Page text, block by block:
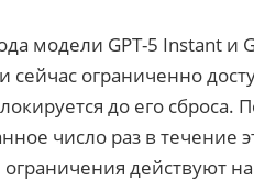
модели GPT-5 Instant
сейчас ограниченно
до его сброса.
число раз в течение
действуют